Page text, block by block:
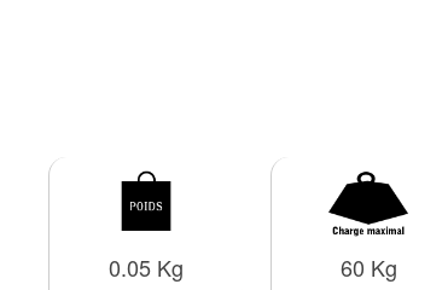
0.05 Kg 60 Kg